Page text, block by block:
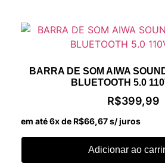
BARRA DE SOM AIWA
BLUETOOTH 5.0
R$399,99
em até 6x de R$66,67s/ juros
Adicionar ao